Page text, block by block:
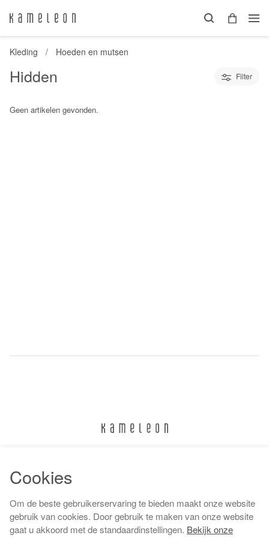
Kleding Hoeden en mutsen
Hidden Filter
Geen artikelen gevonden.
Algemene voorwaarden
Cookies
Om de beste gebruikerservaring te bieden maakt onze website
gebruik van cookies. Door gebruik te maken van onze website
gaat u akkoord met de standaardinstellingen. Bekijk onze